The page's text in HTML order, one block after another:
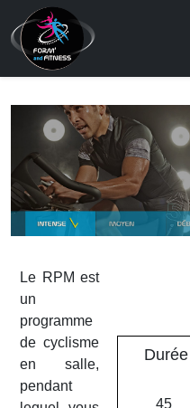
Le RPM est
un
programme
de cyclisme
en salle,
pendant
Durée
45